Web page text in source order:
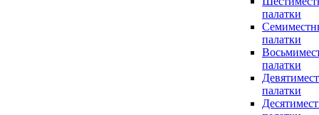
палатки
палатки
палатки
палатки